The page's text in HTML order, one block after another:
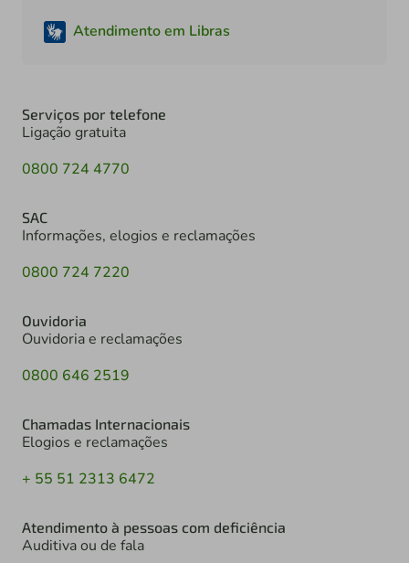
Atendimento em Libras
Serviços por telefone
Ligação gratuita
0800 724 4770
SAC
Informações, elogios e reclamações
0800 724 7220
Ouvidoria
Ouvidoria e reclamações
0800 646 2519
Chamadas Internacionais
Elogios e reclamações
+ 55 51 2313 6472
Atendimento à pessoas com deficiência
Auditiva ou de fala